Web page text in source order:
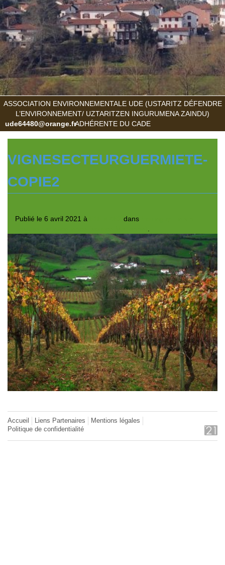
ASSOCIATION ENVIRONNEMENTALE UDE (USTARITZ DÉFENDRE
L’ENVIRONNEMENT/ UZTARITZEN INGURUMENA ZAINDU)
ADHÉRENTE DU CADE
ude64480@orange.fr
VIGNESECTEURGUERMIETE-
COPIE2
Publié le 6 avril 2021 à dans
Accueil Liens Partenaires
Mentions légales
Politique de confidentialité